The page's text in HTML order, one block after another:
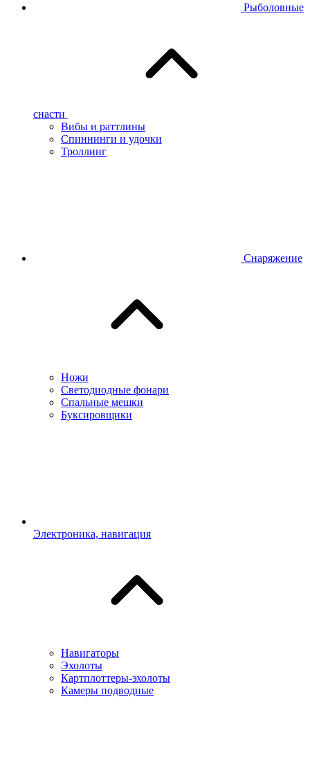
Рыболовные
снасти
Вибы и раттлины
Спиннинги и удочки
Троллинг
Снаряжение
Ножи
Светодиодные фонари
Спальные мешки
Буксировщики
Электроника, навигация
Навигаторы
Эхолоты
Картплоттеры-эхолоты
Камеры подводные